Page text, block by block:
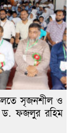
তুলতে সৃজনশীল ও
ড. ফজলুর রহিম